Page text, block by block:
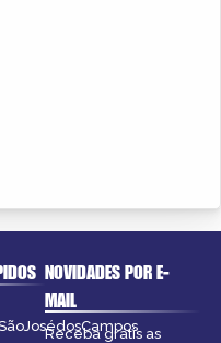
NOVIDADES POR E-
MAIL
Receba grátis as